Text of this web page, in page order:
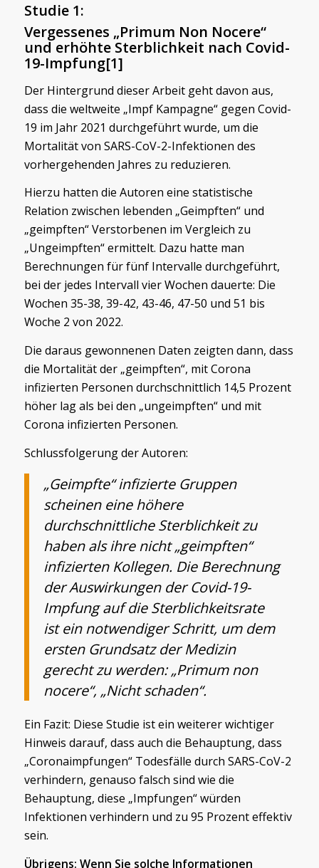
Studie 1:
Vergessenes „Primum Non Nocere“
und erhöhte Sterblichkeit nach Covid-
19-Impfung[1]
Der Hintergrund dieser Arbeit geht davon aus,
dass die weltweite „Impf Kampagne“ gegen Covid-
19 im Jahr 2021 durchgeführt wurde, um die
Mortalität von SARS-CoV-2-Infektionen des
vorhergehenden Jahres zu reduzieren.
Hierzu hatten die Autoren eine statistische
Relation zwischen lebenden „Geimpften“ und
„geimpften“ Verstorbenen im Vergleich zu
„Ungeimpften“ ermittelt. Dazu hatte man
Berechnungen für fünf Intervalle durchgeführt,
bei der jedes Intervall vier Wochen dauerte: Die
Wochen 35-38, 39-42, 43-46, 47-50 und 51 bis
Woche 2 von 2022.
Die daraus gewonnenen Daten zeigten dann, dass
die Mortalität der „geimpften“, mit Corona
infizierten Personen durchschnittlich 14,5 Prozent
höher lag als bei den „ungeimpften“ und mit
Corona infizierten Personen.
Schlussfolgerung der Autoren:
„Geimpfte“ infizierte Gruppen
scheinen eine höhere
durchschnittliche Sterblichkeit zu
haben als ihre nicht „geimpften“
infizierten Kollegen. Die Berechnung
der Auswirkungen der Covid-19-
Impfung auf die Sterblichkeitsrate
ist ein notwendiger Schritt, um dem
ersten Grundsatz der Medizin
gerecht zu werden: „Primum non
nocere“, „Nicht schaden“.
Ein Fazit: Diese Studie ist ein weiterer wichtiger
Hinweis darauf, dass auch die Behauptung, dass
„Coronaimpfungen“ Todesfälle durch SARS-CoV-2
verhindern, genauso falsch sind wie die
Behauptung, diese „Impfungen“ würden
Infektionen verhindern und zu 95 Prozent effektiv
sein.
Übrigens: Wenn Sie solche Informationen